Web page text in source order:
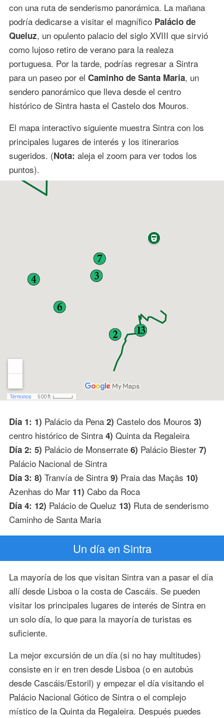
con una ruta de senderismo panorámica. La mañana
podría dedicarse a visitar el magnífico Palácio de
Queluz, un opulento palacio del siglo XVIII que sirvió
como lujoso retiro de verano para la realeza
portuguesa. Por la tarde, podrías regresar a Sintra
para un paseo por el Caminho de Santa Maria, un
sendero panorámico que lleva desde el centro
histórico de Sintra hasta el Castelo dos Mouros.
El mapa interactivo siguiente muestra Sintra con los
principales lugares de interés y los itinerarios
sugeridos. (Nota: aleja el zoom para ver todos los
puntos).
Día 1: 1) Palácio da Pena 2) Castelo dos Mouros 3)
centro histórico de Sintra 4) Quinta da Regaleira
Día 2: 5) Palácio de Monserrate 6) Palácio Biester 7)
Palácio Nacional de Sintra
Día 3: 8) Tranvía de Sintra 9) Praia das Maçãs 10)
Azenhas do Mar 11) Cabo da Roca
Día 4: 12) Palácio de Queluz 13) Ruta de senderismo
Caminho de Santa Maria
Un día en Sintra
La mayoría de los que visitan Sintra van a pasar el día
allí desde Lisboa o la costa de Cascáis. Se pueden
visitar los principales lugares de interés de Sintra en
un solo día, lo que para la mayoría de turistas es
suficiente.
La mejor excursión de un día (si no hay multitudes)
consiste en ir en tren desde Lisboa (o en autobús
desde Cascáis/Estoril) y empezar el día visitando el
Palácio Nacional Gótico de Sintra o el complejo
místico de la Quinta da Regaleira. Después puedes